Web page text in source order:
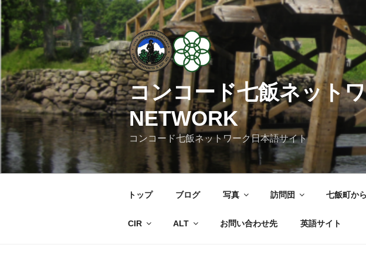
コ
ン
テ
ン
へ
ス
キ
プ
コンコード七飯ネット
NETWORK
コンコード七飯ネットワーク日本語サイト
トップ ブログ 写真 訪問団 七飯町か
CIR ALT お問い合わせ先 英語サイト